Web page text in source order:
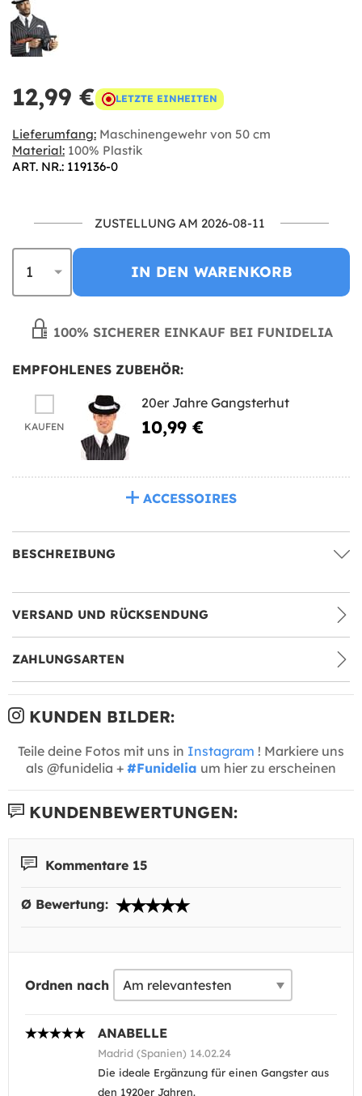
12,99 € LETZTE EINHEITEN
Lieferumfang: Maschinengewehr von 50 cm
Material: 100% Plastik
ART. NR.: 119136-0
ZUSTELLUNG AM 2026-08-11
IN DEN WARENKORB
100% SICHERER EINKAUF BEI FUNIDELIA
EMPFOHLENES ZUBEHÖR:
KAUFEN
20er Jahre Gangsterhut
10,99 €
ACCESSOIRES
BESCHREIBUNG
VERSAND UND RÜCKSENDUNG
ZAHLUNGSARTEN
KUNDEN BILDER:
Teile deine Fotos mit uns in Instagram ! Markiere uns
als @funidelia + #Funidelia um hier zu erscheinen
KUNDENBEWERTUNGEN:
Kommentare 15
Ø Bewertung:
Ordnen nach
ANABELLE
Madrid (Spanien) 14.02.24
Die ideale Ergänzung für einen Gangster aus
den 1920er Jahren.